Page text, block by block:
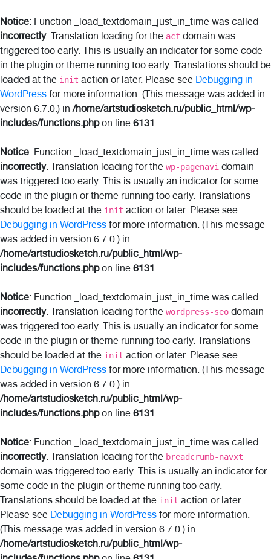
Notice: Function _load_textdomain_just_in_time was called
incorrectly. Translation loading for the acf domain was
triggered too early. This is usually an indicator for some code
in the plugin or theme running too early. Translations should be
loaded at the init action or later. Please see Debugging in
WordPress for more information. (This message was added in
version 6.7.0.) in/home/artstudiosketch.ru/public_html/wp-
includes/functions.phpon line 6131
Notice: Function _load_textdomain_just_in_time was called
incorrectly. Translation loading for the wp-pagenavi domain
was triggered too early. This is usually an indicator for some
code in the plugin or theme running too early. Translations
should be loaded at the init action or later. Please see
Debugging in WordPress for more information. (This message
was added in version 6.7.0.) in
/home/artstudiosketch.ru/public_html/wp-
includes/functions.phpon line 6131
Notice: Function _load_textdomain_just_in_time was called
incorrectly. Translation loading for the wordpress-seo domain
was triggered too early. This is usually an indicator for some
code in the plugin or theme running too early. Translations
should be loaded at the init action or later. Please see
Debugging in WordPress for more information. (This message
was added in version 6.7.0.) in
/home/artstudiosketch.ru/public_html/wp-
includes/functions.phpon line 6131
Notice: Function _load_textdomain_just_in_time was called
incorrectly. Translation loading for the breadcrumb-navxt
domain was triggered too early. This is usually an indicator for
some code in the plugin or theme running too early.
Translations should be loaded at the init action or later.
Please see Debugging in WordPress for more information.
(This message was added in version 6.7.0.) in
/home/artstudiosketch.ru/public_html/wp-